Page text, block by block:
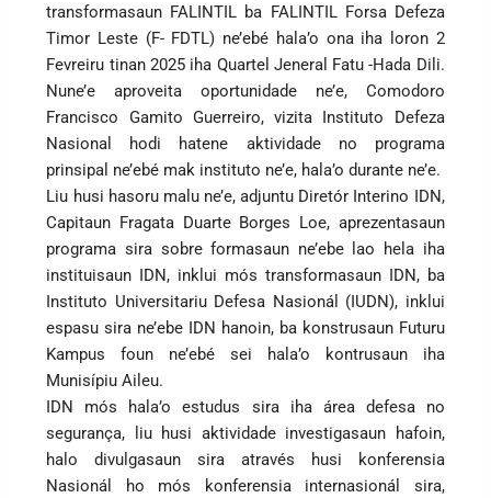
transformasaun FALINTIL ba FALINTIL Forsa Defeza
Timor Leste (F- FDTL) ne’ebé hala’o ona iha loron 2
Fevreiru tinan 2025 iha Quartel Jeneral Fatu -Hada Dili.
Nune’e aproveita oportunidade ne’e, Comodoro
Francisco Gamito Guerreiro, vizita Instituto Defeza
Nasional hodi hatene aktividade no programa
prinsipal ne’ebé mak instituto ne’e, hala’o durante ne’e.
Liu husi hasoru malu ne’e, adjuntu Diretór Interino IDN,
Capitaun Fragata Duarte Borges Loe, aprezentasaun
programa sira sobre formasaun ne’ebe lao hela iha
instituisaun IDN, inklui mós transformasaun IDN, ba
Instituto Universitariu Defesa Nasionál (IUDN), inklui
espasu sira ne’ebe IDN hanoin, ba konstrusaun Futuru
Kampus foun ne’ebé sei hala’o kontrusaun iha
Munisípiu Aileu.
IDN mós hala’o estudus sira iha área defesa no
segurança, liu husi aktividade investigasaun hafoin,
halo divulgasaun sira através husi konferensia
Nasionál ho mós konferensia internasionál sira,